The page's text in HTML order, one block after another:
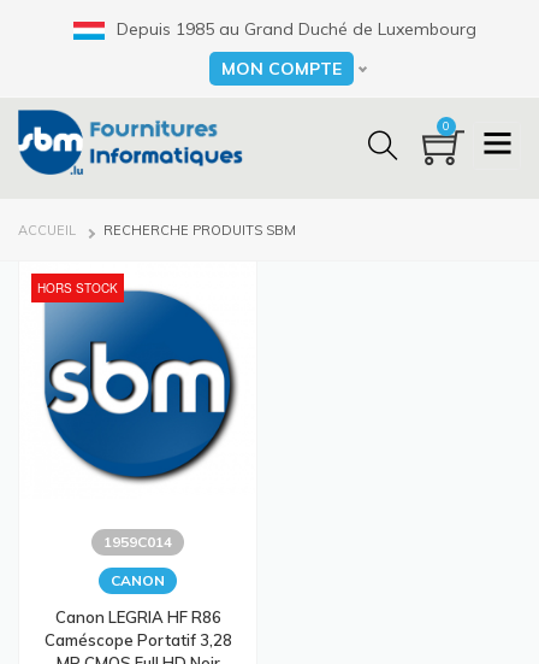
Depuis 1985 au Grand Duché de Luxembourg
Select your language
MON COMPTE
0
FIL
ACCUEIL RECHERCHE PRODUITS SBM
HORS STOCK
1959C014
CANON
Canon LEGRIA HF R86
Caméscope Portatif 3,28